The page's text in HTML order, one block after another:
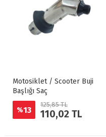
Motosiklet / Scooter Buji
Başlığı Saç
%13
125,85 TL
110,02 TL